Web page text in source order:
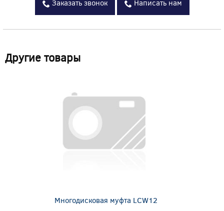
Заказать звонок Написать нам
Другие товары
Многодисковая муфта LCW12